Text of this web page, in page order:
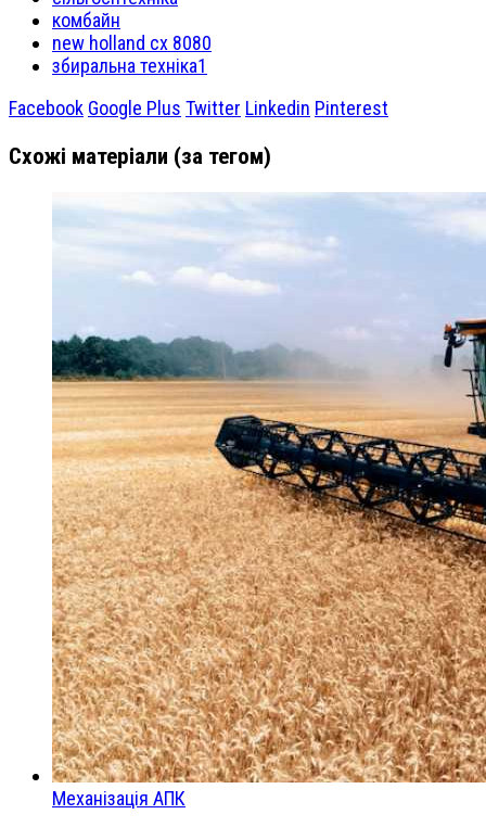
комбайн
new holland cx 8080
збиральна техніка1
Facebook Google Plus Twitter Linkedin Pinterest
Схожі матеріали (за тегом)
Механізація АПК